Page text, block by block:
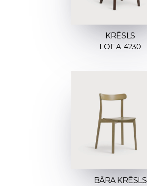
KRĒSLS
LOF A-4230
BĀRA KRĒSLS